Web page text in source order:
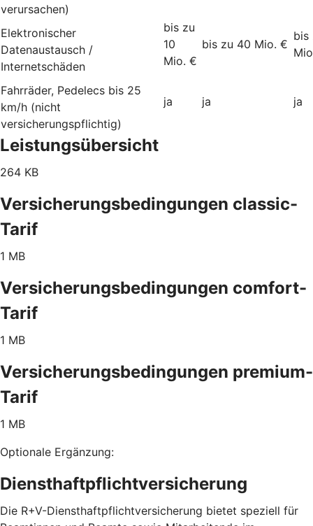
verursachen)
Elektronischer
Datenaustausch /
Internetschäden
bis zu
10
Mio. €
bis zu 40 Mio. €
bis
Fahrräder, Pedelecs bis 25
km/h (nicht
versicherungspflichtig)
ja ja ja
Leistungsübersicht
264 KB
Versicherungsbedingungen classic-
Tarif
1 MB
Versicherungsbedingungen comfort-
Tarif
1 MB
Versicherungsbedingungen premium-
Tarif
1 MB
Optionale Ergänzung:
Diensthaftpflichtversicherung
Die R+V-Diensthaftpflichtversicherung bietet speziell für